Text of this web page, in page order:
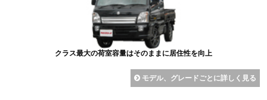
クラス最大の荷室容量はそのままに居住性を向上
モデル、グレードごとに詳しく見る